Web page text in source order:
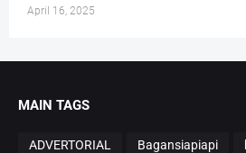
April 16, 2025
MAIN TAGS
ADVERTORIAL Bagansiapiapi